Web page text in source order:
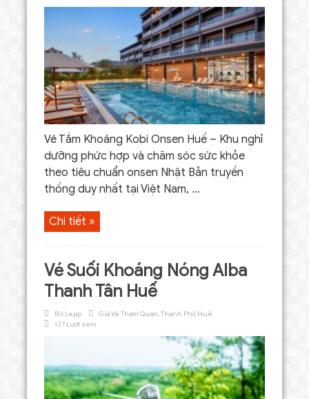
Vé Tắm Khoáng Kobi Onsen Huế – Khu nghỉ
dưỡng phức hợp và chăm sóc sức khỏe
theo tiêu chuẩn onsen Nhật Bản truyền
thống duy nhất tại Việt Nam, ...
Chi tiết »
Vé Suối Khoáng Nóng Alba
Thanh Tân Huế
Bil Lepp Giá Vé Tham Quan,Thành Phố Huế
127 Lượt xem